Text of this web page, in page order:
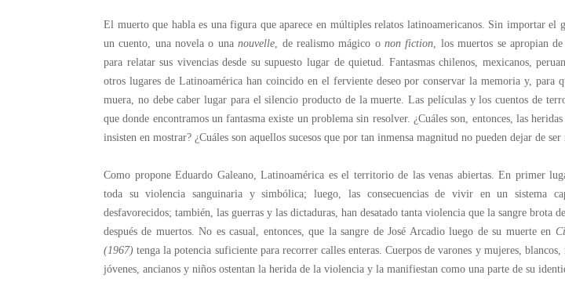
El muerto que habla es una figura que aparece en múltiples relatos latinoamericanos. Sin importar el
un cuento, una novela o unanouvelle , de realismo mágico onon fiction , los muertos se apropian
para relatar sus vivencias desde su supuesto lugar de quietud. Fantasmas chilenos, mexicanos,
otros lugares de Latinoamérica han coincido en el ferviente deseo por conservar la memoria y, para
muera, no debe caber lugar para el silencio producto de la muerte. Las películas y los cuentos de
que donde encontramos un fantasma existe un problema sin resolver. ¿Cuáles son, entonces, las heridas
insisten en mostrar? ¿Cuáles son aquellos sucesos que por tan inmensa magnitud no pueden dejar de ser
Como propone Eduardo Galeano, Latinoamérica es el territorio de las venas abiertas. En primer
toda su violencia sanguinaria y simbólica; luego, las consecuencias de vivir en un sistema
desfavorecidos; también, las guerras y las dictaduras, han desatado tanta violencia que la sangre brota
después de muertos. No es casual, entonces, que la sangre de José Arcadio luego de su muerte en
(1967) tenga la potencia suficiente para recorrer calles enteras. Cuerpos de varones y mujeres, blancos,
jóvenes, ancianos y niños ostentan la herida de la violencia y la manifiestan como una parte de su